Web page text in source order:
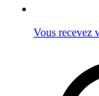
Vous recevez